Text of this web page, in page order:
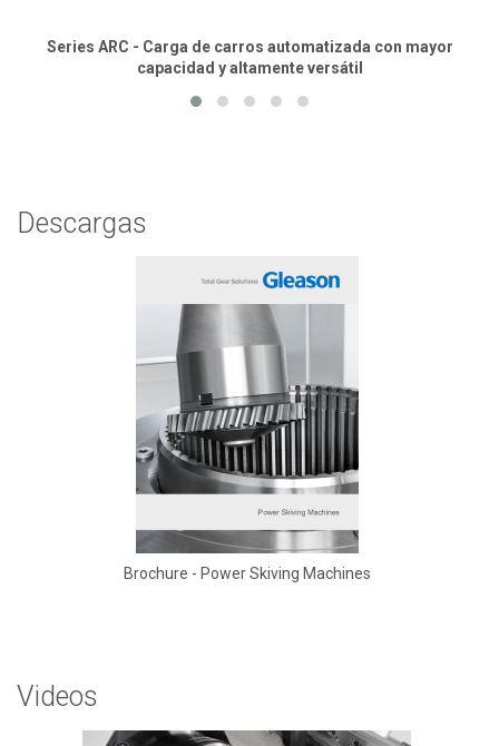
Series ARC - Carga de carros automatizada con mayor
capacidad y altamente versátil
Descargas
Brochure - Power Skiving Machines
Videos